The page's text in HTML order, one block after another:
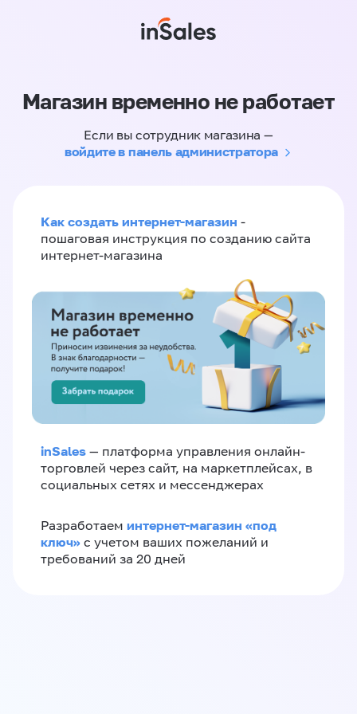
Магазин временно не работает
Если вы сотрудник магазина —
войдите в панель администратора
Как создать интернет-магазин -
пошаговая инструкция по созданию сайта
интернет-магазина
inSales — платформа управления онлайн-
торговлей через сайт, на маркетплейсах, в
социальных сетях и мессенджерах
Разработаем интернет-магазин «‎под
ключ»‎ с учетом ваших пожеланий и
требований за 20 дней